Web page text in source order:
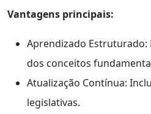
Vantagens principais:
Aprendizado
dos conceitos
Atualização Contínua:
legislativas.